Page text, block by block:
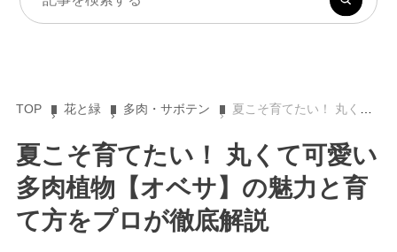
TOP 花と緑 多肉・サボテン 夏こそ育てたい！ 丸くて可愛い多肉植物【オベサ】の魅力と育て方をプロが徹底解説
夏こそ育てたい！ 丸くて可愛い
多肉植物【オベサ】の魅力と育
て方をプロが徹底解説